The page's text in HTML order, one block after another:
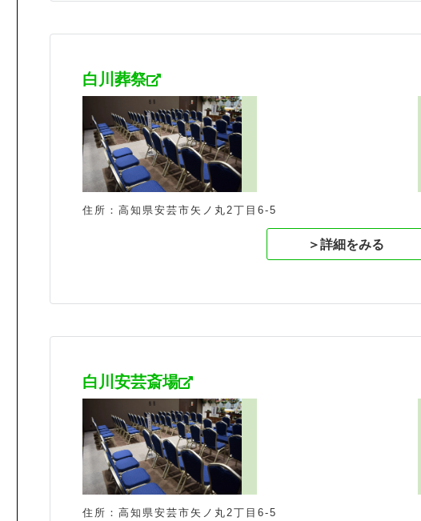
白川葬祭
住所：高知県安芸市矢ノ丸2丁目6-5
＞詳細をみる
白川安芸斎場
住所：高知県安芸市矢ノ丸2丁目6-5